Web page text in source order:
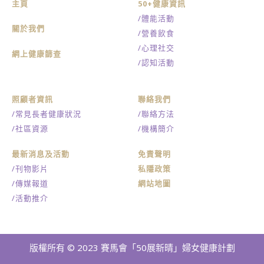
主頁
關於我們
網上健康篩查
50+健康資訊
/體能活動
/營養飲食
/心理社交
/認知活動
照顧者資訊
/常見長者健康狀況
/社區資源
最新消息及活動
/刊物影片
/傳媒報道
/活動推介
聯絡我們
/聯絡方法
/機構簡介
免責聲明
私隱政策
網站地圖
版權所有 © 2023 賽馬會「50展新晴」婦女健康計劃